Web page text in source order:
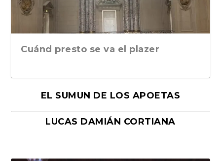
Cuánd presto se va el plazer
EL SUMUN DE LOS APOETAS
LUCAS DAMIÁN CORTIANA